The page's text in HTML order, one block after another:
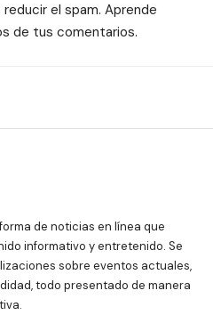
el spam. Aprende
de tus comentarios.
de noticias en línea que
informativo y entretenido. Se
sobre eventos actuales,
todo presentado de manera